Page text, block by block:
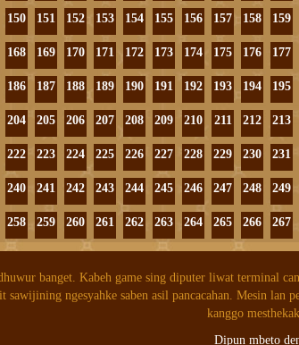
150 151 152 153 154 155 156 157 158 159
168 169 170 171 172 173 174 175 176 177
186 187 188 189 190 191 192 193 194 195
204 205 206 207 208 209 210 211 212 213
222 223 224 225 226 227 228 229 230 231
240 241 242 243 244 245 246 247 248 249
258 259 260 261 262 263 264 265 266 267
banget. Kabeh game sing diputer liwat terminal
sawijining ngesyahke saben asil pancacahan. Mesin
kanggo
Dipun mbeto